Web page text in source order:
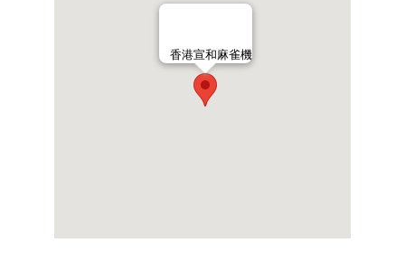
香港宣和麻雀機